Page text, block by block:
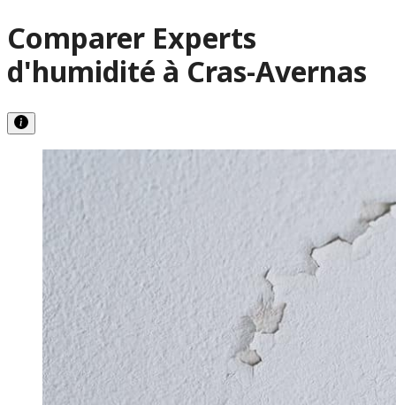
Comparer Experts
d'humidité à Cras-Avernas